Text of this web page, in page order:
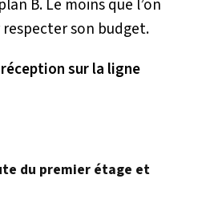
B. Le moins que l’on
son budget.
sur la ligne
du premier étage et